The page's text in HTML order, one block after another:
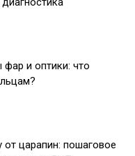
фар и оптики: что
царапин: пошаговое